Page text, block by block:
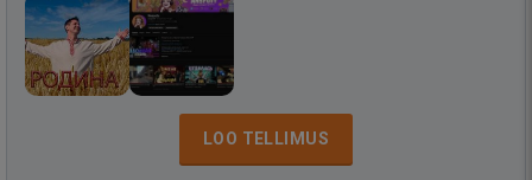
LOO TELLIMUS